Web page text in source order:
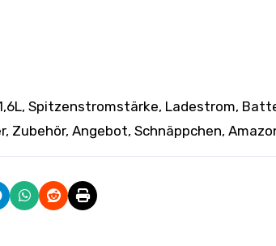
Spitzenstromstärke, Ladestrom,
Angebot, Schnäppchen,